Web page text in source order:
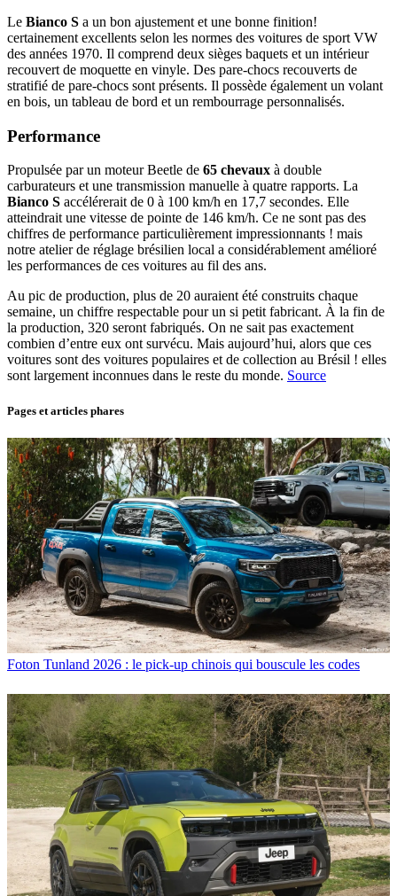
Le Bianco S a un bon ajustement et une bonne finition!
certainement excellents selon les normes des voitures de sport VW
des années 1970. Il comprend deux sièges baquets et un intérieur
recouvert de moquette en vinyle. Des pare-chocs recouverts de
stratifié de pare-chocs sont présents. Il possède également un volant
en bois, un tableau de bord et un rembourrage personnalisés.
Performance
Propulsée par un moteur Beetle de 65 chevaux à double
carburateurs et une transmission manuelle à quatre rapports. La
Bianco S accélérerait de 0 à 100 km/h en 17,7 secondes. Elle
atteindrait une vitesse de pointe de 146 km/h. Ce ne sont pas des
chiffres de performance particulièrement impressionnants ! mais
notre atelier de réglage brésilien local a considérablement amélioré
les performances de ces voitures au fil des ans.
Au pic de production, plus de 20 auraient été construits chaque
semaine, un chiffre respectable pour un si petit fabricant. À la fin de
la production, 320 seront fabriqués. On ne sait pas exactement
combien d’entre eux ont survécu. Mais aujourd’hui, alors que ces
voitures sont des voitures populaires et de collection au Brésil ! elles
sont largement inconnues dans le reste du monde. Source
Pages et articles phares
Foton Tunland 2026 : le pick-up chinois qui bouscule les codes